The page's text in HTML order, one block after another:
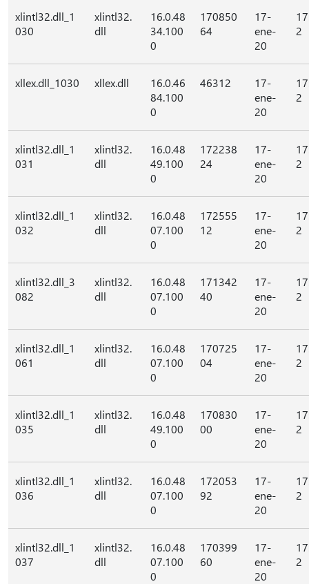
xlintl32.dll_1
030
xlintl32.
dll
16.0.48
34.100
0
170850
64
17-
ene-
20
2
xllex.dll_1030 xllex.dll
16.0.46
84.100
0
46312
17-
ene-
20
2
xlintl32.dll_1
031
xlintl32.
dll
16.0.48
49.100
0
172238
24
17-
ene-
20
2
xlintl32.dll_1
032
xlintl32.
dll
16.0.48
07.100
0
172555
12
17-
ene-
20
2
xlintl32.dll_3
082
xlintl32.
dll
16.0.48
07.100
0
171342
40
17-
ene-
20
2
xlintl32.dll_1
061
xlintl32.
dll
16.0.48
07.100
0
170725
04
17-
ene-
20
2
xlintl32.dll_1
035
xlintl32.
dll
16.0.48
49.100
0
170830
00
17-
ene-
20
2
xlintl32.dll_1
036
xlintl32.
dll
16.0.48
07.100
0
172053
92
17-
ene-
20
2
xlintl32.dll_1
037
xlintl32.
dll
16.0.48
07.100
0
170399
60
17-
ene-
20
2